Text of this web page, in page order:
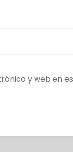
y web en